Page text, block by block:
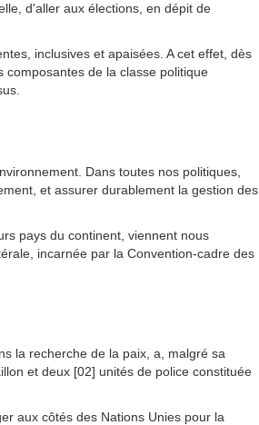
d'aller aux élections, en dépit de
inclusives et apaisées. A cet effet, dès
composantes de la classe politique
Dans toutes nos politiques,
et assurer durablement la gestion des
pays du continent, viennent nous
incarnée par la Convention-cadre des
la recherche de la paix, a, malgré sa
et deux [02] unités de police constituée
aux côtés des Nations Unies pour la